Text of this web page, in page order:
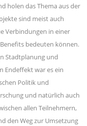
holen das Thema aus der
sind meist auch
Verbindungen in einer
bedeuten können.
Stadtplanung und
Endeffekt war es ein
Politik und
und natürlich auch
allen Teilnehmern,
den Weg zur Umsetzung